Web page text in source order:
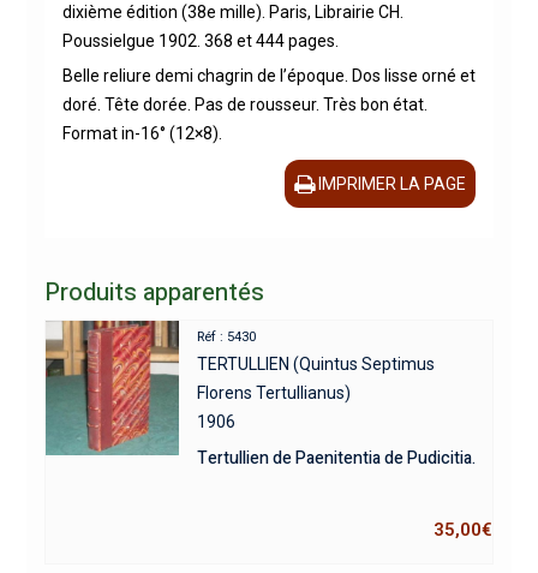
dixième édition (38e mille). Paris, Librairie CH.
Poussielgue 1902. 368 et 444 pages.
Belle reliure demi chagrin de l’époque. Dos lisse orné et
doré. Tête dorée. Pas de rousseur. Très bon état.
Format in-16° (12×8).
IMPRIMER LA PAGE
Produits apparentés
Réf : 5430
TERTULLIEN (Quintus Septimus
Florens Tertullianus)
1906
Tertullien de Paenitentia de Pudicitia.
35,00€